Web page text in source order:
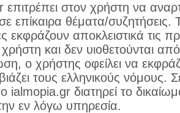
στον χρήστη να
επίκαιρα θέματα/συζητήσεις.
εκφράζουν αποκλειστικά τις
και δεν υιοθετούνται
ο χρήστης οφείλει να
τους ελληνικούς νόμους.
ialmopia.gr διατηρεί το
εν λόγω υπηρεσία.